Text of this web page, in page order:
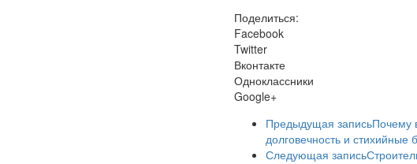
Поделиться:
Facebook
Twitter
Вконтакте
Одноклассники
Google+
Предыдущая записьПочему
долговечность и стихийные
Следующая запись